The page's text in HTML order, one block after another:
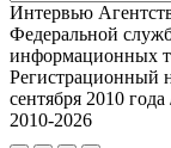
Интервью
Федеральной
информационных
сентября 2010
2010-2026